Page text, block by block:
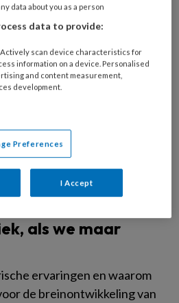
als we maar
ervaringen en waarom
de breinontwikkeling van
data about you as a person
data to provide:
scan device characteristics for
information on a device. Personalised
and content measurement,
development.
Preferences
I Accept